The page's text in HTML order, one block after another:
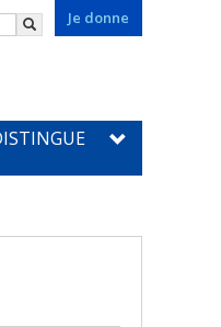
Je donne
Rechercher